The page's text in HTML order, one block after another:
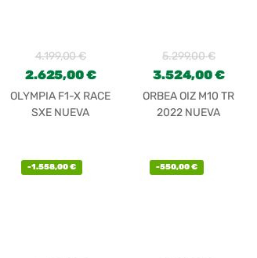
4.199,00€
2.625,00€
OLYMPIA F1-X RACE
SXE NUEVA
5.299,00€
3.524,00€
ORBEA OIZ M10 TR
2022 NUEVA
-1.558,00€ -550,00€